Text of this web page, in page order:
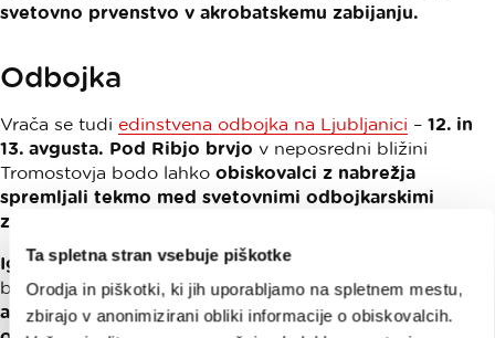
Ta spletna stran vsebuje piškotke
Orodja in piškotki, ki jih uporabljamo na spletnem mestu,
zbirajo v anonimizirani obliki informacije o obiskovalcih.
svetovno prvenstvo v akrobatskemu zabijanju.
Odbojka
Vrača se tudi edinstvena odbojka na Ljubljanici – 12. in
13. avgusta. Pod Ribjo brvjo v neposredni bližini
Tromostovja bodo lahko obiskovalci z nabrežja
spremljali tekmo med svetovnimi odbojkarskimi
zvezdniki na plavajočem igrišču sredi Ljubljanice.
Igralna površinaboobrobljena s svetlečimi črtami,
bodo označevale igralno polje,posebna večerna
atmosferapa bo gledalce navdala zobčutkom, da